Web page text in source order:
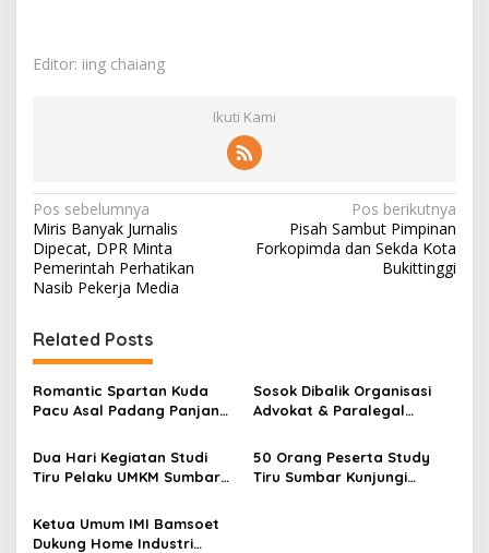
Editor: iing chaiang
Ikuti Kami
N
a
v
i
g
a
s
i
p
o
s
Pos sebelumnya
Miris Banyak Jurnalis
Dipecat, DPR Minta
Pemerintah Perhatikan
Nasib Pekerja Media
Pos berikutnya
Pisah Sambut Pimpinan
Forkopimda dan Sekda Kota
Bukittinggi
Related Posts
Romantic Spartan Kuda
Pacu Asal Padang Panjang
Pacuan Kuda Pordasi ke-59
Sosok Dibalik Organisasi
Advokat & Paralegal
LAWFIRM
Dua Hari Kegiatan Studi
Tiru Pelaku UMKM Sumbar
50 Orang Peserta Study
Tiru Sumbar Kunjungi
Ketua Umum IMI Bamsoet
Dukung Home Industri